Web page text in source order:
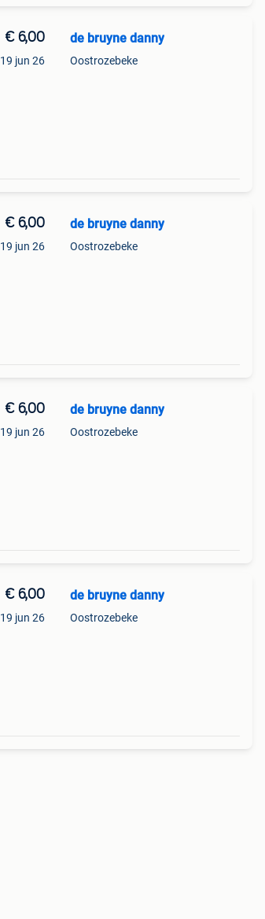
€ 6,00
19 jun 26
de bruyne danny
Oostrozebeke
€ 6,00
19 jun 26
de bruyne danny
Oostrozebeke
€ 6,00
19 jun 26
de bruyne danny
Oostrozebeke
€ 6,00
19 jun 26
de bruyne danny
Oostrozebeke